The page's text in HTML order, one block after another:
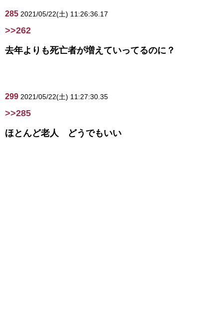
285 2021/05/22(土) 11:26:36.17
>>262
去年よりも死亡者が増えていってるのに？
299 2021/05/22(土) 11:27:30.35
>>285
ほとんど老人 どうでもいい